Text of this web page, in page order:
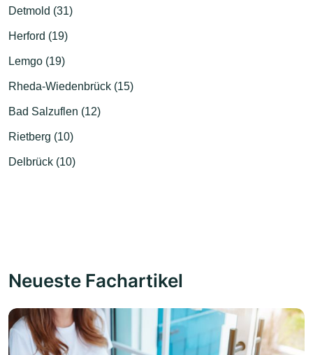
Detmold (31)
Herford (19)
Lemgo (19)
Rheda-Wiedenbrück (15)
Bad Salzuflen (12)
Rietberg (10)
Delbrück (10)
Neueste Fachartikel